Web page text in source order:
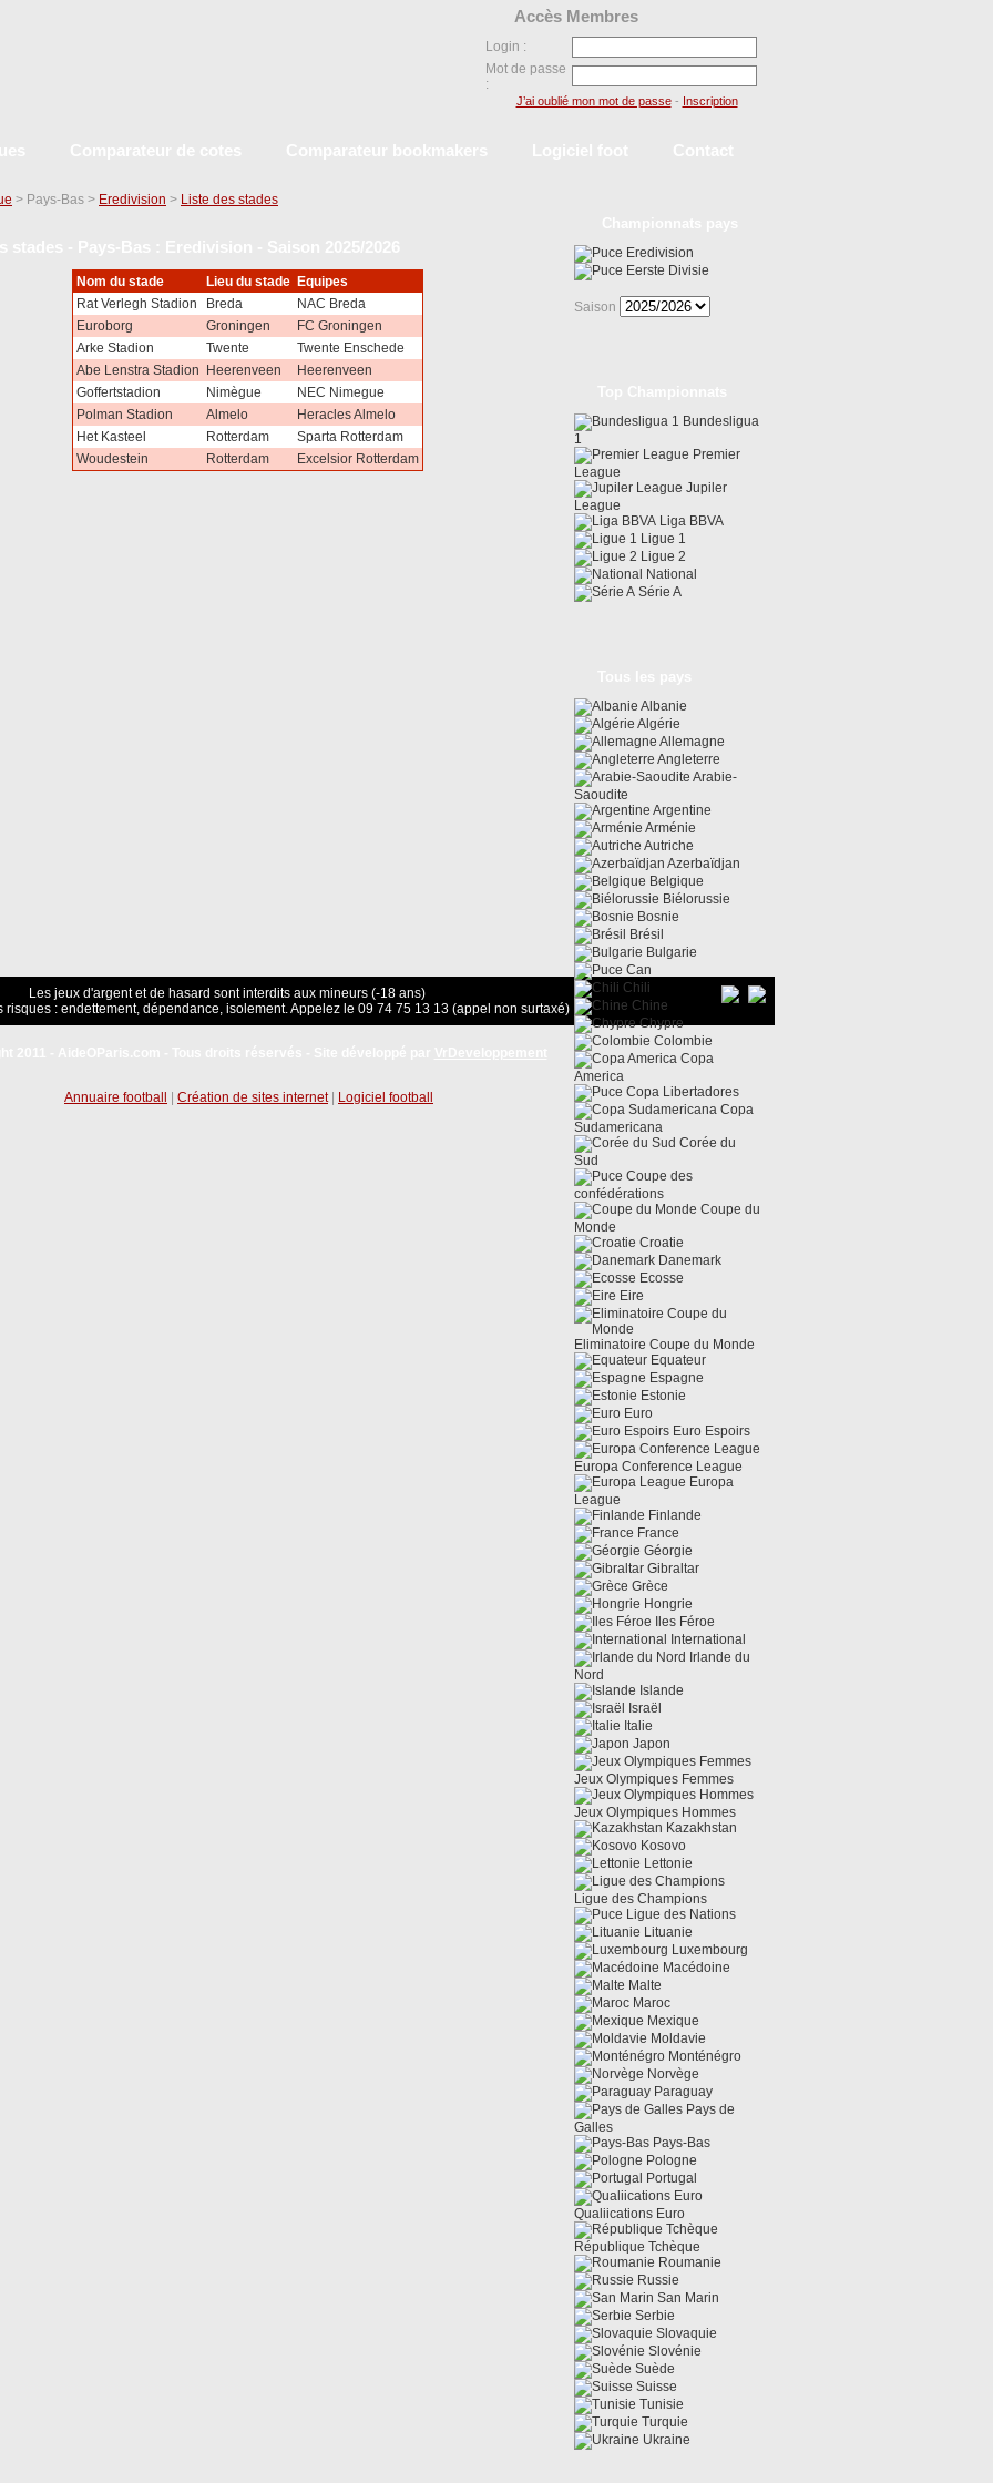
> Pays-Bas > Eredivision > Liste des stades
Nom du stade Lieu du stade Equipes
Rat Verlegh Stadion
Breda
NAC Breda
Euroborg
Groningen
FC Groningen
Arke Stadion
Twente
Twente Enschede
Abe Lenstra Stadion
Heerenveen
Heerenveen
Goffertstadion
Nimègue
NEC Nimegue
Polman Stadion
Almelo
Heracles Almelo
Het Kasteel
Rotterdam
Sparta Rotterdam
Woudestein
Rotterdam Excelsior Rotterdam
Eredivision
Eerste Divisie
Saison
Bundesligua
1
Premier
League
Jupiler
League
Liga BBVA
Ligue 1
Ligue 2
National
Série A
Albanie
Algérie
Allemagne
Angleterre
Arabie-
Saoudite
Argentine
Arménie
Autriche
Azerbaïdjan
Belgique
Biélorussie
Bosnie
Brésil
Bulgarie
Can
Chili
Chine
Chypre
Colombie
Copa
America
Copa Libertadores
Copa
Sudamericana
Corée du
Sud
Coupe des
confédérations
Coupe du
Monde
Croatie
Danemark
Ecosse
Eire
Eliminatoire Coupe du Monde
Equateur
Espagne
Estonie
Euro
Euro Espoirs
Europa Conference League
Europa
League
Finlande
France
Géorgie
Gibraltar
Grèce
Hongrie
Iles Féroe
International
Irlande du
Nord
Islande
Israël
Italie
Japon
Jeux Olympiques Femmes
Jeux Olympiques Hommes
Kazakhstan
Kosovo
Lettonie
Ligue des Champions
Ligue des Nations
Lituanie
Luxembourg
Macédoine
Malte
Maroc
Mexique
Moldavie
Monténégro
Norvège
Paraguay
Pays de
Galles
Pays-Bas
Pologne
Portugal
Qualiications Euro
République Tchèque
Roumanie
Russie
San Marin
Serbie
Slovaquie
Slovénie
Suède
Suisse
Tunisie
Turquie
Ukraine
Les jeux d'argent et de hasard sont interdits aux mineurs (-18 ans)
risques : endettement, dépendance, isolement. Appelez le 09 74 75 13 13 (appel non surtaxé)
Annuaire football Création de sites internet| Logiciel football
Accès Membres
Login :
Mot de passe
:
J’ai oublié mon mot de passe- Inscription